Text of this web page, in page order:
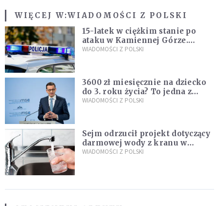
WIĘCEJ W:WIADOMOŚCI Z POLSKI
15-latek w ciężkim stanie po
ataku w Kamiennej Górze.
Policja zatrzymała dwóch
WIADOMOŚCI Z POLSKI
3600 zł miesięcznie na dziecko
do 3. roku życia? To jedna z
propozycji programu "Rozwój
WIADOMOŚCI Z POLSKI
Sejm odrzucił projekt dotyczący
darmowej wody z kranu w
restauracjach
WIADOMOŚCI Z POLSKI